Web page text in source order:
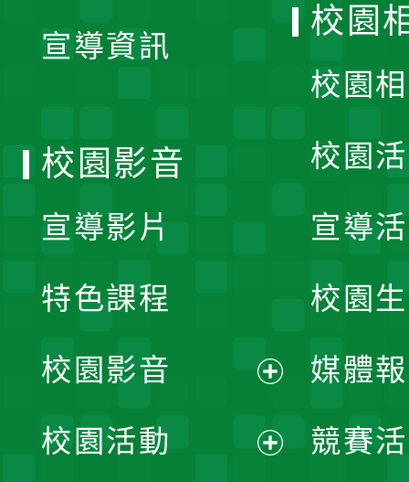
宣導資訊
校園
校園
校園
宣導
校園
媒體
競賽
校園影音
宣導影片
特色課程
校園影音
開
校園活動